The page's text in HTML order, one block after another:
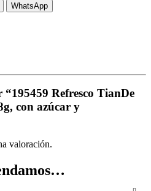
WhatsApp
Refresco TianDe
con azúcar y
valoración.